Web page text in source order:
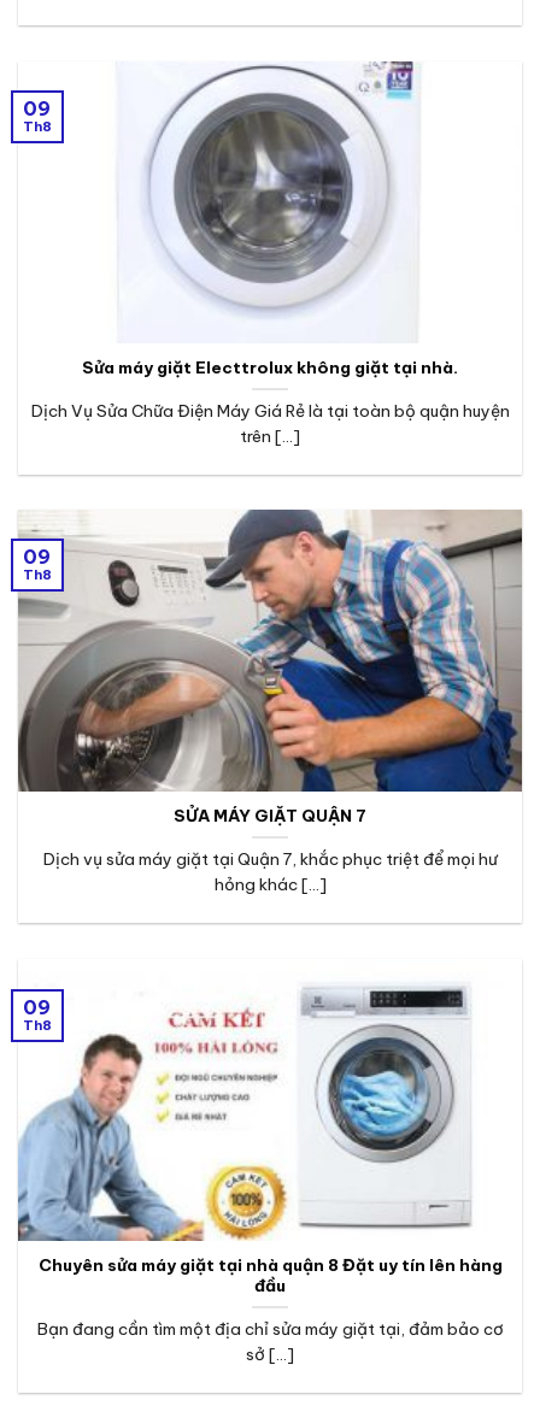
Sửa máy giặt Electtrolux không giặt tại nhà.
Dịch Vụ Sửa Chữa Điện Máy Giá Rẻ là tại toàn bộ quận huyện
trên [...]
09
Th8
SỬA MÁY GIẶT QUẬN 7
Dịch vụ sửa máy giặt tại Quận 7, khắc phục triệt để mọi hư
hỏng khác [...]
09
Th8
Chuyên sửa máy giặt tại nhà quận 8 Đặt uy tín lên hàng
đầu
Bạn đang cần tìm một địa chỉ sửa máy giặt tại, đảm bảo cơ
sở [...]
09
Th8